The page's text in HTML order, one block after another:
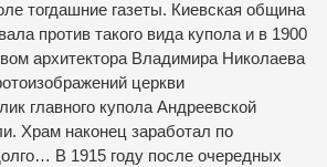
тогдашние газеты. Киевская община
против такого вида купола и в 1900
архитектора Владимира Николаева
церкви
главного купола Андреевской
Храм наконец заработал по
В 1915 году после очередных